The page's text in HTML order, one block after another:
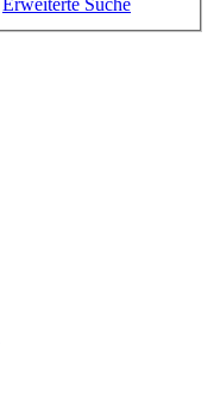
Erweiterte Suche